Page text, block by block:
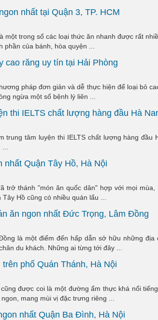
nhất tại Quận 3, TP. HCM
một trong số các loại thức ăn nhanh được rất
phần của bánh, hòa quyện ...
cao răng uy tín tại Hải Phòng
pháp đơn giản và dễ thực hiện để loại bỏ
ngừa một số bệnh lý liên ...
thi IELTS chất lượng hàng đầu Hà
trung tâm luyện thi IELTS chất lượng hàng đầu
nhất Quận Tây Hồ, Hà Nội
trở thánh "món ăn quốc dân" hợp với mọi
Hồ cũng có nhiều quán lẩu ...
ăn ngon nhất Đức Trọng, Lâm Đồng
là một điểm đến hấp dẫn sở hữu những
du khách. Những ai từng tới đây ...
phố Quán Thánh, Hà Nội
được coi là một đường ẩm thực khá nổi
mang mùi vị đặc trưng riêng ...
nhất Quận Ba Đình, Hà Nội